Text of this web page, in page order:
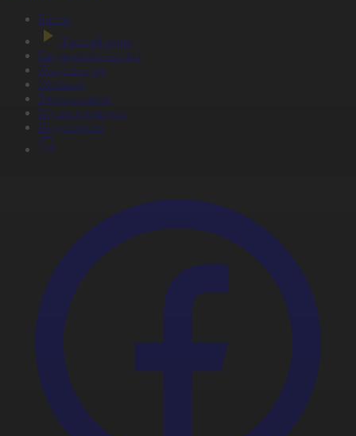
Басты
Тікелей эфир
Бағдарлама кестесі
Жаңалықтар
Жобалар
Телехикаялар
Мультсериалдар
Видеоархив